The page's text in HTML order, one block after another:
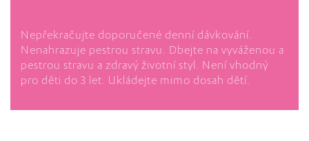
Nepřekračujte doporučené denní dávkování.
Nenahrazuje pestrou stravu. Dbejte na vyváženou a
pestrou stravu a zdravý životní styl. Není vhodný
pro děti do 3 let. Ukládejte mimo dosah dětí.